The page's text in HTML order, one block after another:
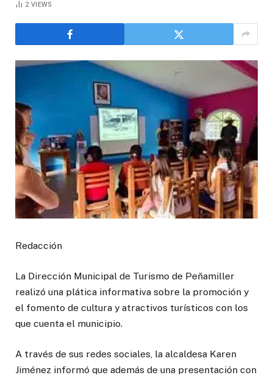
2VIEWS
Redacción
La Dirección Municipal de Turismo de Peñamiller
realizó una plática informativa sobre la promoción y
el fomento de cultura y atractivos turísticos con los
que cuenta el municipio.
A través de sus redes sociales, la alcaldesa Karen
Jiménez informó que además de una presentación con